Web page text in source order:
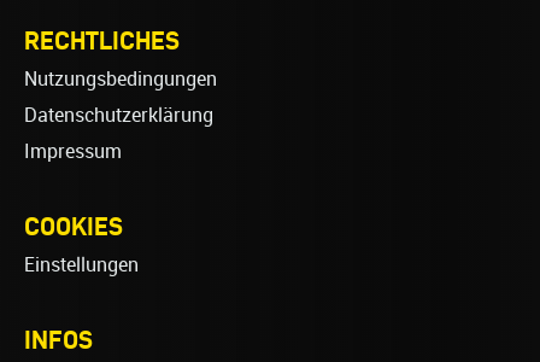
RECHTLICHES
Nutzungsbedingungen
Datenschutzerklärung
Impressum
COOKIES
Einstellungen
INFOS